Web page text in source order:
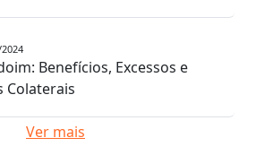
Benefícios, Excessos e
Colaterais
Ver mais